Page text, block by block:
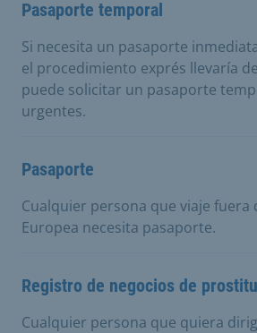
Pasaporte temporal
Si necesita un pasaporte
el procedimiento exprés llevaría
puede solicitar un pasaporte
urgentes.
Pasaporte
Cualquier persona que viaje fuera
Europea necesita pasaporte.
Registro de negocios de
Cualquier persona que quiera